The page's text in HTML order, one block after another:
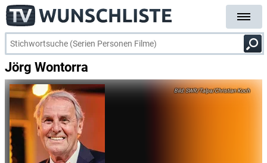
Jörg Wontorra
SWR/Talpa/Christian Koch